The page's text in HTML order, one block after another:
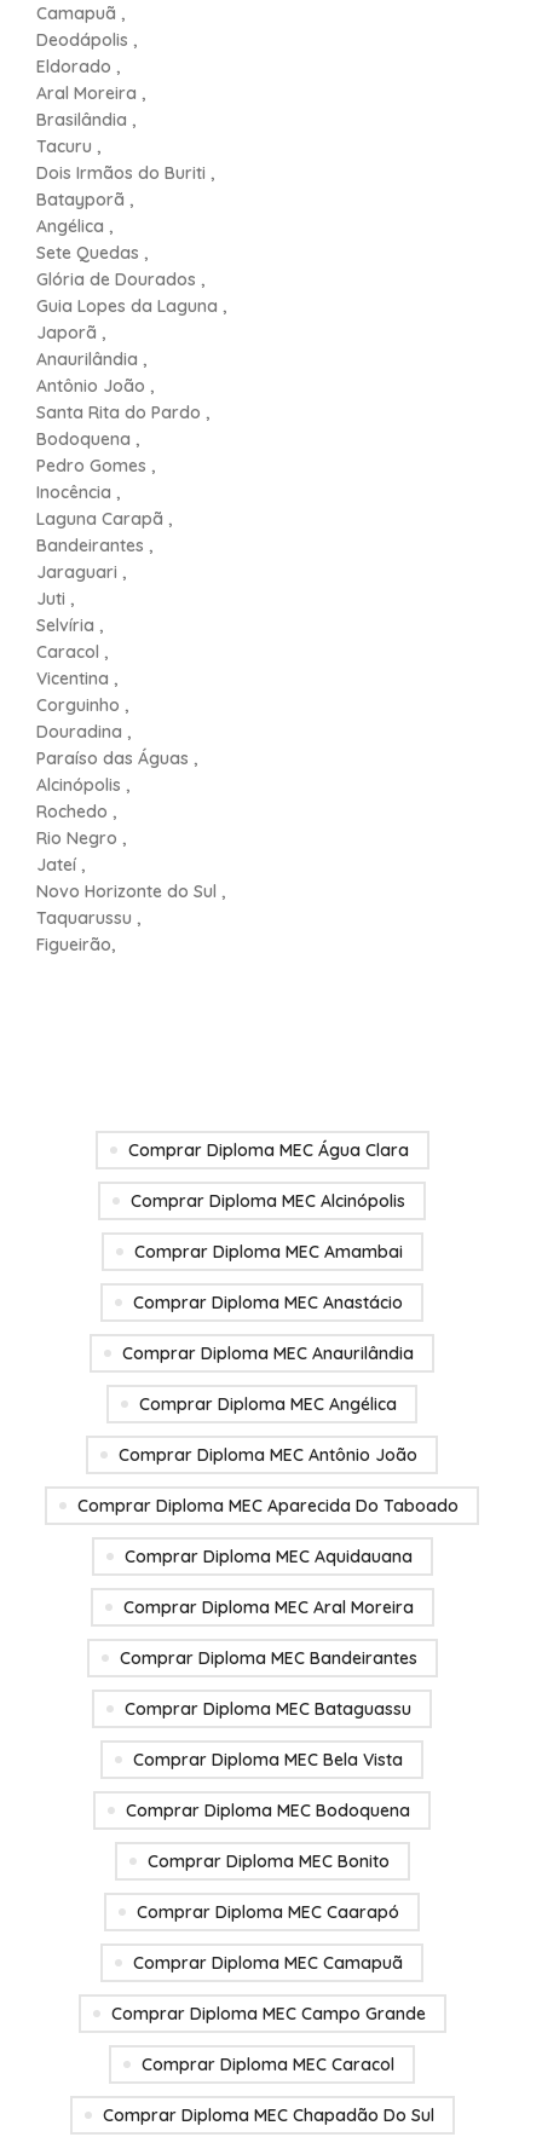
Camapuã ,
Deodápolis ,
Eldorado ,
Aral Moreira ,
Brasilândia ,
Tacuru ,
Dois Irmãos do Buriti ,
Batayporã ,
Angélica ,
Sete Quedas ,
Glória de Dourados ,
Guia Lopes da Laguna ,
Japorã ,
Anaurilândia ,
Antônio João ,
Santa Rita do Pardo ,
Bodoquena ,
Pedro Gomes ,
Inocência ,
Laguna Carapã ,
Bandeirantes ,
Jaraguari ,
Juti ,
Selvíria ,
Caracol ,
Vicentina ,
Corguinho ,
Douradina ,
Paraíso das Águas ,
Alcinópolis ,
Rochedo ,
Rio Negro ,
Jateí ,
Novo Horizonte do Sul ,
Taquarussu ,
Figueirão,
Comprar Diploma MEC Água Clara
Comprar Diploma MEC Alcinópolis
Comprar Diploma MEC Amambai
Comprar Diploma MEC Anastácio
Comprar Diploma MEC Anaurilândia
Comprar Diploma MEC Angélica
Comprar Diploma MEC Antônio João
Comprar Diploma MEC Aparecida Do Taboado
Comprar Diploma MEC Aquidauana
Comprar Diploma MEC Aral Moreira
Comprar Diploma MEC Bandeirantes
Comprar Diploma MEC Bataguassu
Comprar Diploma MEC Bela Vista
Comprar Diploma MEC Bodoquena
Comprar Diploma MEC Bonito
Comprar Diploma MEC Caarapó
Comprar Diploma MEC Camapuã
Comprar Diploma MEC Campo Grande
Comprar Diploma MEC Caracol
Comprar Diploma MEC Chapadão Do Sul